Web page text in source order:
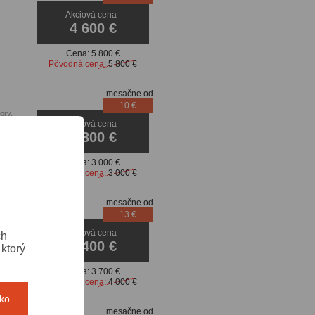
Akciová cena
4 600 €
Cena:5 800 €
Pôvodná cena:5 800 €
Akciová cena
2 800 €
mesačne od
10 €
Cena:3 000 €
Pôvodná cena:3 000 €
Akciová cena
3 400 €
mesačne od
13 €
Cena:3 700 €
Pôvodná cena:4 000 €
mesačne od